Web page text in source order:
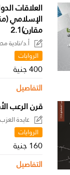
العلاقات
الإسلامي
مقارن)2.1
أ.د/
الروايات
400 جنية
التفاصيل
قرن الرعب
عايدة
الروايات
160 جنية
التفاصيل